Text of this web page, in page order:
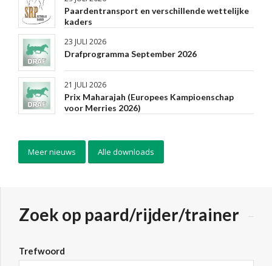
Paardentransport en verschillende wettelijke
kaders
23 JULI 2026
Drafprogramma September 2026
21 JULI 2026
Prix Maharajah (Europees Kampioenschap
voor Merries 2026)
Meer nieuws Alle downloads
Zoek op paard/rijder/trainer
Trefwoord